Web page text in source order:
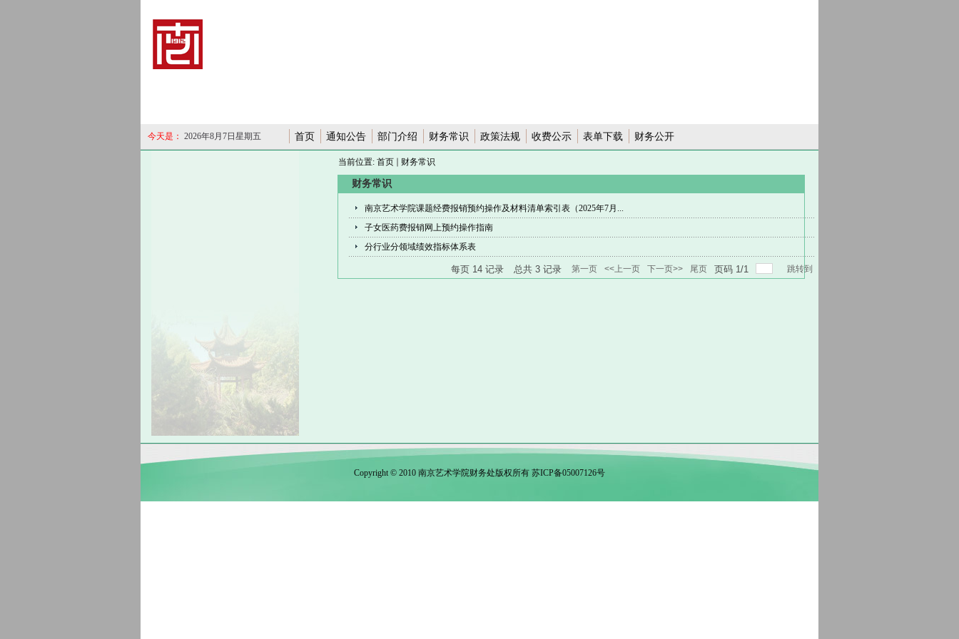
今天是： 2026年8月7日星期五 首页 通知公告 部门介绍 财务常识 政策法规 收费公示 表单下载 财务公开
当前位置: 首页 财务常识
财务常识
南京艺术学院课题经费报销预约操作及材料清单索引表（2025年7月...
子女医药费报销网上预约操作指南
分行业分领域绩效指标体系表
每页 14 记录 总共 3 记录 第一页 <<上一页 下一页>> 尾页 页码 1/1 跳转到
Copyright © 2010 南京艺术学院财务处版权所有 苏ICP备05007126号